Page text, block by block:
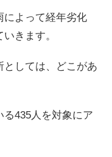
によって経年劣化
きます。
としては、どこがあ
435人を対象にア